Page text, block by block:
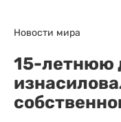
Новости мира
15-летнюю